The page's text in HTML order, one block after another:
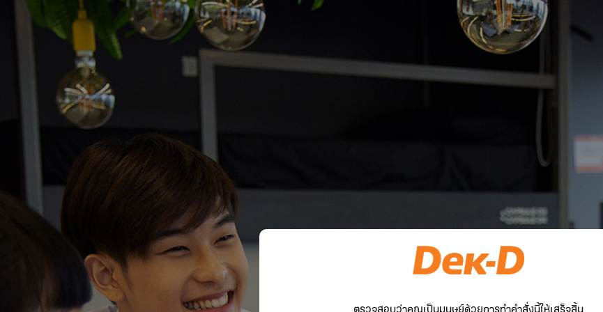
ตรวจสอบว่าคุณเป็นมนุษย์ด้วยการทำคำสั่งนี้ให้เสร็จสิ้น